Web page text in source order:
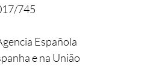
745
Española
e na União